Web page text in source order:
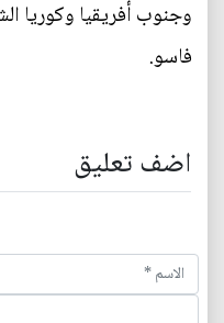
وجنوب أفريقيا وكوريا
فاسو.
اضف تعليق